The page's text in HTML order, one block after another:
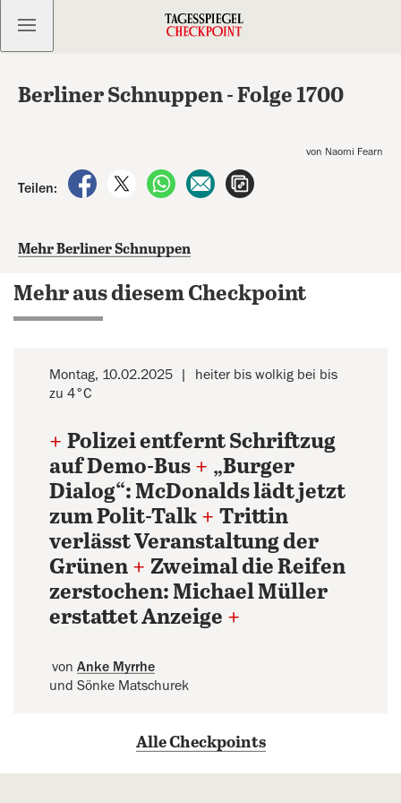
Kostenlos anmelden
Berliner Schnuppen - Folge 1700
von Naomi Fearn
Teilen:
auf Facebook teilen
auf X teilenper WhatsApp teilen
per E-Mail teilen
Mehr Berliner Schnuppen
Mehr aus diesem Checkpoint
Montag, 10.02.2025
heiter bis wolkig bei bis
zu 4°C
+ Polizei entfernt Schriftzug
auf Demo-Bus + „Burger
Dialog“: McDonalds lädt jetzt
zum Polit-Talk + Trittin
verlässt Veranstaltung der
Grünen + Zweimal die Reifen
zerstochen: Michael Müller
erstattet Anzeige +
von Anke Myrrhe
und Sönke Matschurek
Alle Checkpoints